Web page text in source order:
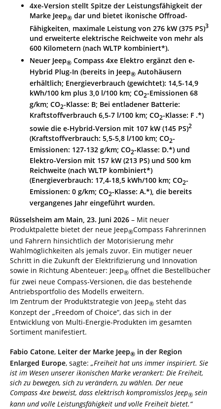
4xe-Version stellt Spitze der Leistungsfähigkeit der
Marke Jeep® dar und bietet ikonische Offroad-
Fähigkeiten, maximale Leistung von 276 kW (375 PS)3
und erweiterte elektrische Reichweite von mehr als
600 Kilometern (nach WLTP kombiniert*).
Neuer Jeep® Compass 4xe Elektro ergänzt den e-
Hybrid Plug-In (bereits in Jeep® Autohäusern
erhältlich; Energieverbrauch (gewichtet): 14,5-14,9
kWh/100 km plus 3,0 l/100 km; CO2-Emissionen 68
g/km; CO2-Klasse: B; Bei entladener Batterie:
Kraftstoffverbrauch 6,5-7 l/100 km; CO2-Klasse: F .*)
sowie die e-Hybrid-Version mit 107 kW (145 PS)2
(Kraftstoffverbrauch: 5,5-5,8 l/100 km; CO2-
Emissionen: 127-132 g/km; CO2-Klasse: D.*) und
Elektro-Version mit 157 kW (213 PS) und 500 km
Reichweite (nach WLTP kombiniert*)
(Energieverbrauch: 17,4-18,5 kWh/100 km; CO2-
Emissionen: 0 g/km; CO2-Klasse: A.*), die bereits
vergangenes Jahr eingeführt wurden.
Rüsselsheim am Main, 23. Juni 2026 – Mit neuer
Produktpalette bietet der neue Jeep®Compass Fahrerinnen
und Fahrern hinsichtlich der Motorisierung mehr
Wahlmöglichkeiten als jemals zuvor. Ein mutiger neuer
Schritt in die Zukunft der Elektrifizierung und Innovation
sowie in Richtung Abenteuer: Jeep® öffnet die Bestellbücher
für zwei neue Compass-Versionen, die das bestehende
Antriebsportfolio des Modells erweitern.
Im Zentrum der Produktstrategie von Jeep® steht das
Konzept der „Freedom of Choice“, das sich in der
Entwicklung von Multi-Energie-Produkten im gesamten
Sortiment manifestiert.
Fabio Catone, Leiter der Marke Jeep® in der Region
Enlarged Europe, sagte: „Freiheit hat uns immer inspiriert. Sie
ist im Wesen unserer ikonischen Marke verankert: Die Freiheit,
sich zu bewegen, sich zu verändern, zu wählen. Der neue
Compass 4xe beweist, dass elektrisch kompromisslos Jeep® sein
kann und volle Leistungsfähigkeit und volle Freiheit bietet.“